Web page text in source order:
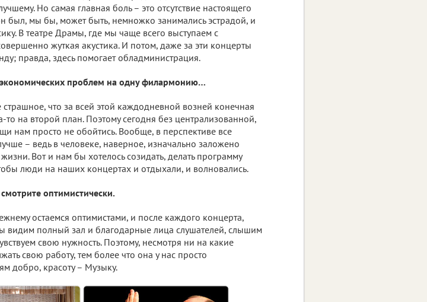
Но самая главная боль – это отсутствие настоящего
был, мы бы, может быть, немножко занимались эстрадой, и
В театре Драмы, где мы чаще всего выступаем с
жуткая акустика. И потом, даже за эти концерты
правда, здесь помогает обладминистрация.
проблем на одну филармонию…
страшное, что за всей этой каждодневной возней конечная
то на второй план. Поэтому сегодня без централизованной,
нам просто не обойтись. Вообще, в перспективе все
– ведь в человеке, наверное, изначально заложено
Вот и нам бы хотелось созидать, делать программу
люди на наших концертах и отдыхали, и волновались.
оптимистически.
остаемся оптимистами, и после каждого концерта,
видим полный зал и благодарные лица слушателей, слышим
свою нужность. Поэтому, несмотря ни на какие
свою работу, тем более что она у нас просто
добро, красоту – Музыку.